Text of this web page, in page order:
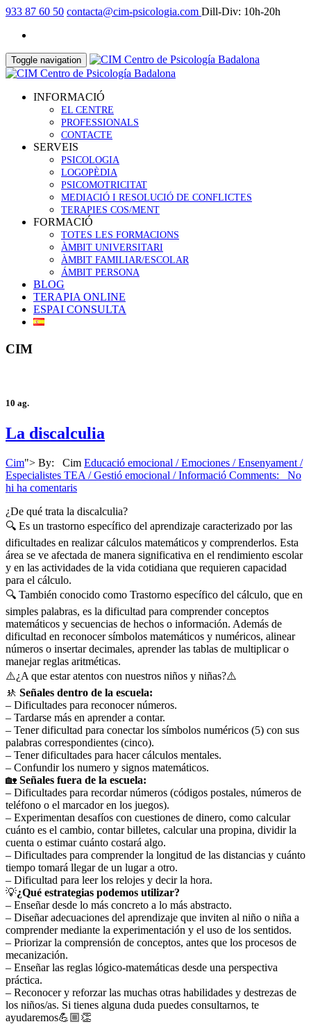
933 87 60 50 contacta@cim-psicologia.com Dill-Div: 10h-20h
Toggle navigation
INFORMACIÓ
EL CENTRE
PROFESSIONALS
CONTACTE
SERVEIS
PSICOLOGIA
LOGOPÈDIA
PSICOMOTRICITAT
MEDIACIÓ I RESOLUCIÓ DE CONFLICTES
TERAPIES COS/MENT
FORMACIÓ
TOTES LES FORMACIONS
ÀMBIT UNIVERSITARI
ÀMBIT FAMILIAR/ESCOLAR
ÁMBIT PERSONA
BLOG
TERAPIA ONLINE
ESPAI CONSULTA
CIM
10 ag.
La discalculia
Cim"> By: Cim Educació emocional / Emociones / Ensenyament /
Especialistes TEA / Gestió emocional / Informació Comments: No
hi ha comentaris
¿De qué trata la discalculia?
🔍 Es un trastorno específico del aprendizaje caracterizado por las
dificultades en realizar cálculos matemáticos y comprenderlos. Esta
área se ve afectada de manera significativa en el rendimiento escolar
y en las actividades de la vida cotidiana que requieren capacidad
para el cálculo.
🔍 También conocido como Trastorno específico del cálculo, que en
simples palabras, es la dificultad para comprender conceptos
matemáticos y secuencias de hechos o información. Además de
dificultad en reconocer símbolos matemáticos y numéricos, alinear
números o insertar decimales, aprender las tablas de multiplicar o
manejar reglas aritméticas.
⚠️¿A que estar atentos con nuestros niños y niñas?⚠️
🚸 Señales dentro de la escuela:
– Dificultades para reconocer números.
– Tardarse más en aprender a contar.
– Tener dificultad para conectar los símbolos numéricos (5) con sus
palabras correspondientes (cinco).
– Tener dificultades para hacer cálculos mentales.
– Confundir los numero y signos matemáticos.
🏡 Señales fuera de la escuela:
– Dificultades para recordar números (códigos postales, números de
teléfono o el marcador en los juegos).
– Experimentan desafíos con cuestiones de dinero, como calcular
cuánto es el cambio, contar billetes, calcular una propina, dividir la
cuenta o estimar cuánto costará algo.
– Dificultades para comprender la longitud de las distancias y cuánto
tiempo tomará llegar de un lugar a otro.
– Dificultad para leer los relojes y decir la hora.
💡¿Qué estrategias podemos utilizar?
– Enseñar desde lo más concreto a lo más abstracto.
– Diseñar adecuaciones del aprendizaje que inviten al niño o niña a
comprender mediante la experimentación y el uso de los sentidos.
– Priorizar la comprensión de conceptos, antes que los procesos de
mecanización.
– Enseñar las reglas lógico-matemáticas desde una perspectiva
práctica.
– Reconocer y reforzar las muchas otras habilidades y destrezas de
los niños/as. Si tienes alguna duda puedes consultarnos, te
ayudaremos💪🏼👏